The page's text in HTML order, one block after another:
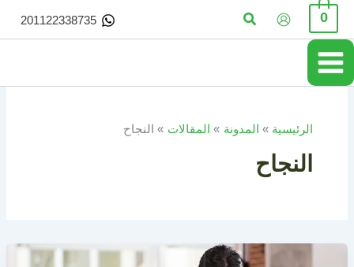
تخطي
المحتوى
0 البحث 201122338735
الرئيسية المدونة المقالات النجاح
النجاح